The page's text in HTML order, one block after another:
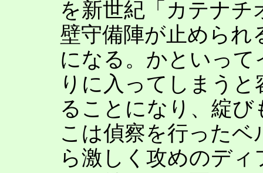
を新世紀「カテナ
壁守備陣が止められ
になる。かといっ
りに入ってしまう
ることになり、綻
こは偵察を行ったベ
ら激しく攻めのデ